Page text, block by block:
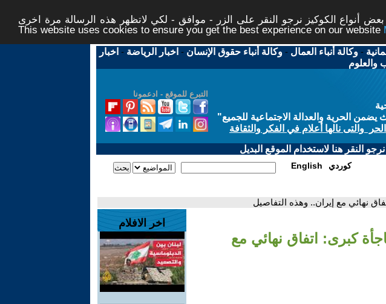
أنواع الكوكيز نرجو النقر على الزر - موافق - لكي لاتظهر هذه الرسالة مرة اخرى -
This website uses cookies to ensure you get the best experience on our website
-وكالة أنباء العمال -وكالة أنباء حقوق الإنسان - اخبار الرياضة - اخبار
والعلوم
التبرع للموقع - ادعمونا
الحرية والعدالة الاجتماعية للجميع"
والتى نالها أعلام في الفكر والثقافة
النقر هنا لاستخدام الموقع البديل
English كوردي
نهائي مع إيران.. وهذه التفاصيل
كبرى: اتفاق نهائي مع
اخر الافلام